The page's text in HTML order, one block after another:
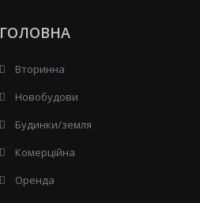
ГОЛОВНА
Вторинна
Новобудови
Будинки/земля
Комерційна
Оренда